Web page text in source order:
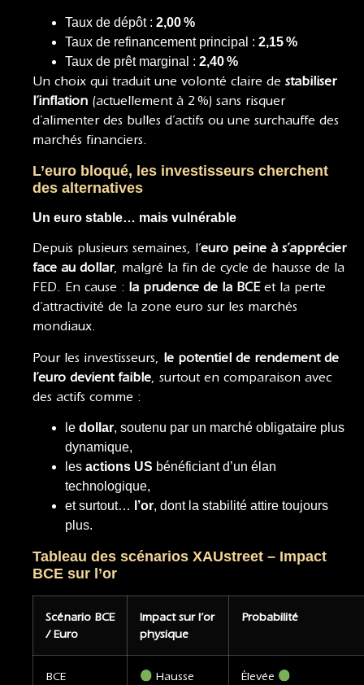
Taux de dépôt : 2,00 %
Taux de refinancement principal : 2,15 %
Taux de prêt marginal : 2,40 %
Un choix qui traduit une volonté claire de stabiliser
l’inflation (actuellement à 2 %) sans risquer
d’alimenter des bulles d’actifs ou une surchauffe des
marchés financiers.
L’euro bloqué, les investisseurs cherchent
des alternatives
Un euro stable… mais vulnérable
Depuis plusieurs semaines, l’euro peine à s’apprécier
face au dollar, malgré la fin de cycle de hausse de la
FED. En cause : la prudence de la BCEet la perte
d’attractivité de la zone euro sur les marchés
mondiaux.
Pour les investisseurs, le potentiel de rendement de
l’euro devient faible, surtout en comparaison avec
des actifs comme :
le dollar, soutenu par un marché obligataire plus
dynamique,
les actions US bénéficiant d’un élan
technologique,
et surtout…
l’or, dont la stabilité attire toujours
plus.
Tableau des scénarios XAUstreet – Impact
BCE sur l’or
Scénario BCE
/ Euro
Impact sur l’or
physique
Probabilité
BCE
Hausse
Élevée